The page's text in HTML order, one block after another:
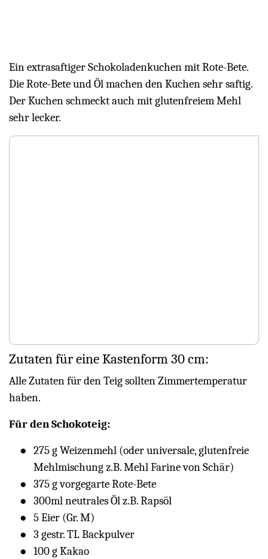
Ein extrasaftiger Schokoladenkuchen mit Rote-Bete.
Die Rote-Bete und Öl machen den Kuchen sehr saftig.
Der Kuchen schmeckt auch mit glutenfreiem Mehl
sehr lecker.
Zutaten für eine Kastenform 30 cm:
Alle Zutaten für den Teig sollten Zimmertemperatur
haben.
Für den Schokoteig:
275 g Weizenmehl (oder universale, glutenfreie
Mehlmischung z.B. Mehl Farine von Schär)
375 g vorgegarte Rote-Bete
300ml neutrales Öl z.B. Rapsöl
5 Eier (Gr. M)
3 gestr. TL Backpulver
100 g Kakao